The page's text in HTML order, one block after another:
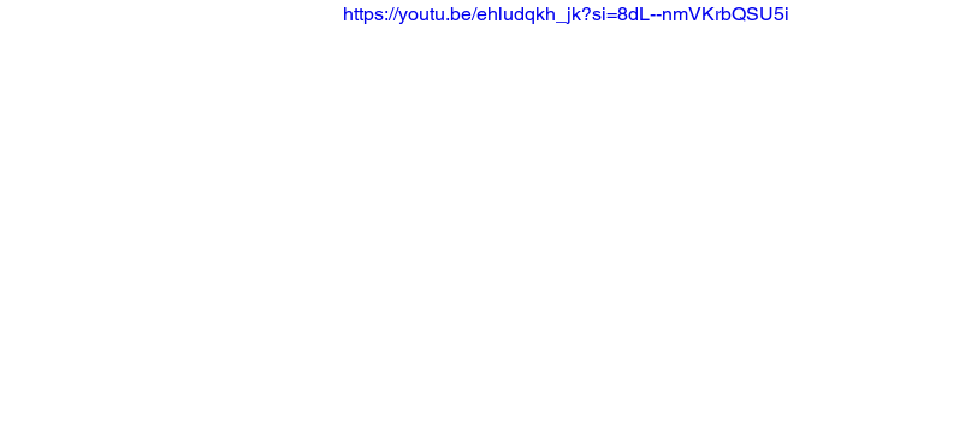
https://youtu.be/ehludqkh_jk?si=8dL--nmVKrbQSU5i